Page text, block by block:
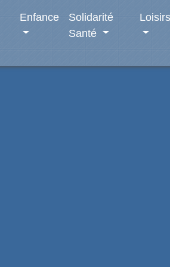
Enfance
Solidarité
Santé
Loisirs